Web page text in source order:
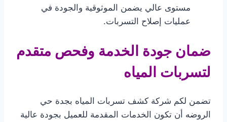
مستوى عالي يضمن الموثوقية والجودة في
عمليات إصلاح التسربات.
ضمان جودة الخدمة وفحص متقدم
لتسربات المياه
تضمن لكم شركة كشف تسربات المياه بجدة حي
الروضه أن تكون الخدمات المقدمة للعميل بجودة عالية